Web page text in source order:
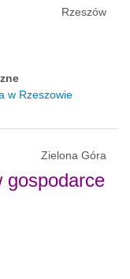
Rzeszów
w Rzeszowie
Zielona Góra